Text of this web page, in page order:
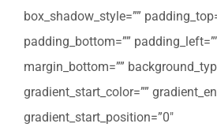
box_shadow_style=””
padding_bottom=””
margin_bottom=””
gradient_start_color=””
gradient_start_position=”0″